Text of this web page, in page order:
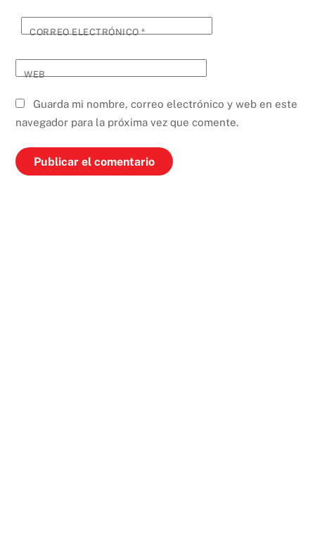
CORREO ELECTRÓNICO*
WEB
Guarda mi nombre, correo electrónico y web en este
navegador para la próxima vez que comente.